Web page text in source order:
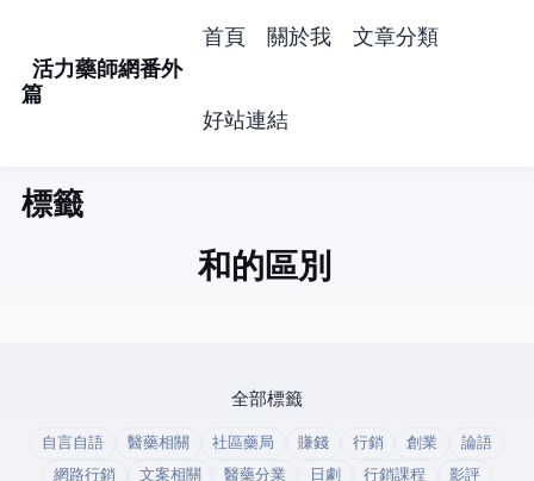
活力藥師網番外
篇
首頁 關於我 文章分類
好站連結
標籤: anydesk (1)
Teamviewer和anydesk的區別
全部標籤
自言自語 醫藥相關 社區藥局 賺錢 行銷 創業
論語
網路行銷
文案相關 醫藥分業 日劇 行銷課程
影評